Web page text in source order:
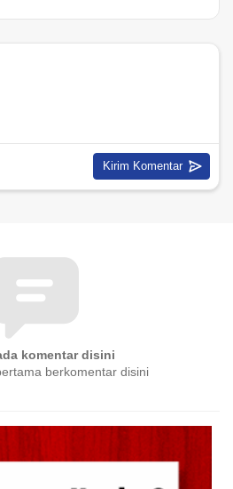
komentar disini
berkomentar disini